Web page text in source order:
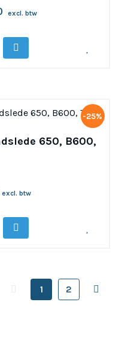
excl. btw
-25%
650, B600,
excl. btw
1
(huidige) 2